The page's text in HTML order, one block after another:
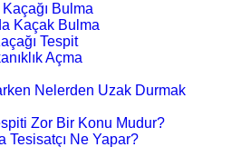
Bulma
Kaçak Bulma
Tespit
Açma
Nelerden Uzak Durmak
Zor Bir Konu Mudur?
Tesisatçı Ne Yapar?